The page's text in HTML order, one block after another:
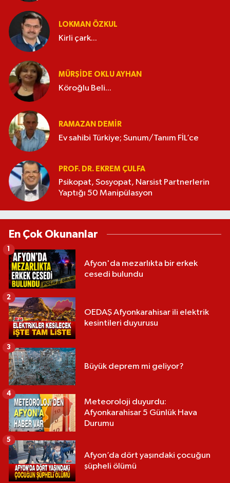
LOKMAN ÖZKUL
Kirli çark...
MÜRŞIDE OKLU AYHAN
Köroğlu Beli...
RAMAZAN DEMİR
Ev sahibi Türkiye; Sunum/Tanım FİL’ce
PROF. DR. EKREM ÇULFA
Psikopat, Sosyopat, Narsist Partnerlerin
Yaptığı 50 Manipülasyon
En Çok Okunanlar
Afyon'da mezarlıkta bir erkek
cesedi bulundu
1
OEDAŞ Afyonkarahisar ili elektrik
kesintileri duyurusu
2
Büyük deprem mi geliyor?
3
Meteoroloji duyurdu:
Afyonkarahisar 5 Günlük Hava
Durumu
4
Afyon’da dört yaşındaki çocuğun
şüpheli ölümü
5